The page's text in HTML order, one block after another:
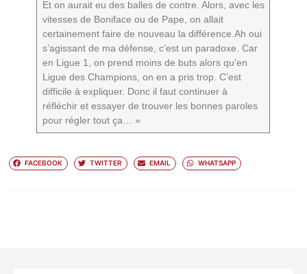
Et on aurait eu des balles de contre. Alors, avec les
vitesses de Boniface ou de Pape, on allait
certainement faire de nouveau la différence.Ah oui
s’agissant de ma défense, c’est un paradoxe. Car
en Ligue 1, on prend moins de buts alors qu’en
Ligue des Champions, on en a pris trop. C’est
difficile à expliquer. Donc il faut continuer à
réfléchir et essayer de trouver les bonnes paroles
pour régler tout ça… »
FACEBOOK TWITTER EMAIL WHATSAPP